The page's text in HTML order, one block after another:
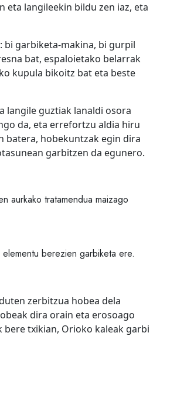
langileekin bildu zen iaz, eta
garbiketa-makina, bi gurpil
bat, espaloietako belarrak
kupula bikoitz bat eta beste
langile guztiak lanaldi osora
da, eta errefortzu aldia hiru
batera, hobekuntzak egin dira
garbitzen da egunero.
aurkako tratamendua maizago
berezien garbiketa ere.
zerbitzua hobea dela
dira orain eta erosoago
txikian, Orioko kaleak garbi